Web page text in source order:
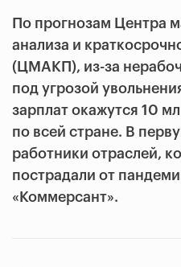
По прогнозам Центра
анализа и
(ЦМАКП), из-за
под угрозой
зарплат окажутся 10
по всей стране. В
работники отраслей,
пострадали от
«Коммерсант».